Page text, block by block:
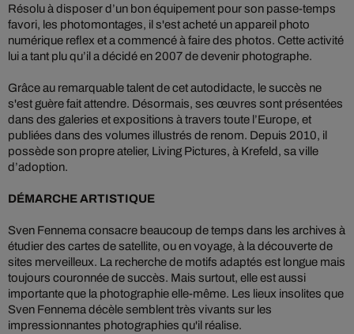
Résolu à disposer d’un bon équipement pour son passe-temps
favori, les photomontages, il s'est acheté un appareil photo
numérique reflex et a commencé à faire des photos. Cette activité
lui a tant plu qu’il a décidé en 2007 de devenir photographe.
Grâce au remarquable talent de cet autodidacte, le succès ne
s'est guère fait attendre. Désormais, ses œuvres sont présentées
dans des galeries et expositions à travers toute l’Europe, et
publiées dans des volumes illustrés de renom. Depuis 2010, il
possède son propre atelier, Living Pictures, à Krefeld, sa ville
d’adoption.
DÉMARCHE ARTISTIQUE
Sven Fennema consacre beaucoup de temps dans les archives à
étudier des cartes de satellite, ou en voyage, à la découverte de
sites merveilleux. La recherche de motifs adaptés est longue mais
toujours couronnée de succès. Mais surtout, elle est aussi
importante que la photographie elle-même. Les lieux insolites que
Sven Fennema décèle semblent très vivants sur les
impressionnantes photographies qu'il réalise.